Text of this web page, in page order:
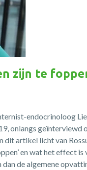
zijn te
endocrinoloog
onlangs geïnterviewd
dit artikel licht van
en wat het effect
de algemene